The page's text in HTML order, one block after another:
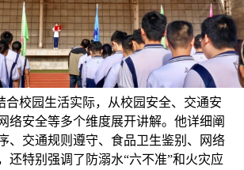
校园生活实际，从校园安全、交通安
络安全等多个维度展开讲解。他详细阐
、交通规则遵守、食品卫生鉴别、网络
还特别强调了防溺水“六不准”和火灾应